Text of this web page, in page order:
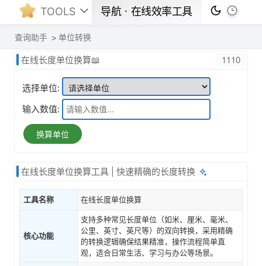
TOOLS 导航ㆍ在线效率工具
查询助手 单位转换
在线长度单位换算📖 1110
选择单位:
输入数值:
换算单位
在线长度单位换算工具 | 快速精确的长度转换
工具名称 在线长度单位换算
核心功能
支持多种常见长度单位（如米、厘米、毫米、
公里、英寸、英尺等）的双向转换，采用精确
的转换逻辑确保结果精准，操作流程简单直
观，适合日常生活、学习与办公等场景。